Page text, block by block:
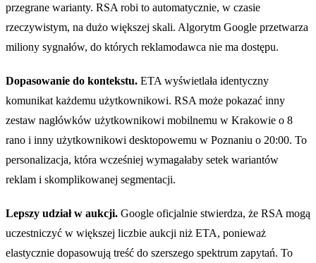
przegrane warianty. RSA robi to automatycznie, w czasie
rzeczywistym, na dużo większej skali. Algorytm Google przetwarza
miliony sygnałów, do których reklamodawca nie ma dostępu.
Dopasowanie do kontekstu. ETA wyświetlała identyczny
komunikat każdemu użytkownikowi. RSA może pokazać inny
zestaw nagłówków użytkownikowi mobilnemu w Krakowie o 8
rano i inny użytkownikowi desktopowemu w Poznaniu o 20:00. To
personalizacja, która wcześniej wymagałaby setek wariantów
reklam i skomplikowanej segmentacji.
Lepszy udział w aukcji. Google oficjalnie stwierdza, że RSA mogą
uczestniczyć w większej liczbie aukcji niż ETA, ponieważ
elastycznie dopasowują treść do szerszego spektrum zapytań. To